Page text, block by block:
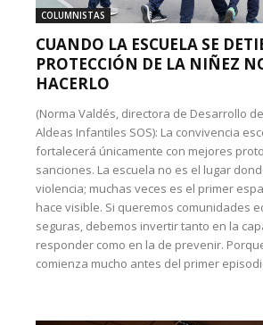
COLUMNISTAS
CUANDO LA ESCUELA SE
PROTECCIÓN DE LA NIÑEZ
HACERLO
(Norma Valdés, directora de Desarrollo
Aldeas Infantiles SOS): La convivencia
fortalecerá únicamente con mejores
sanciones. La escuela no es el lugar
violencia; muchas veces es el primer
hace visible. Si queremos comunidades
seguras, debemos invertir tanto en la
responder como en la de prevenir.
comienza mucho antes del primer